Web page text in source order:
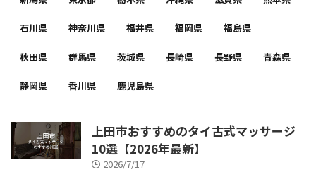
石川県 神奈川県 福井県 福岡県 福島県
秋田県 群馬県 茨城県 長崎県 長野県 青森県
静岡県 香川県 鹿児島県
上田市おすすめのタイ古式マッサージ
10選【2026年最新】
2026/7/17